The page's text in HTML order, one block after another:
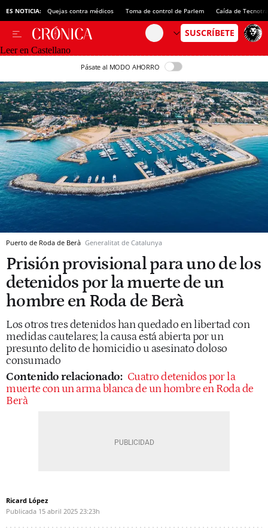
ES NOTICIA: Quejas contra médicos Toma de control de Parlem Caída de
Leer en Castellano
Pásate al MODO AHORRO
Puerto de Roda de Berà Generalitat de Catalunya
Prisión provisional para uno de los
detenidos por la muerte de un
hombre en Roda de Berà
Los otros tres detenidos han quedado en libertad con
medidas cautelares; la causa está abierta por un
presunto delito de homicidio u asesinato doloso
consumado
Contenido relacionado: Cuatro detenidos por la
muerte con un arma blanca de un hombre en Roda de
Berà
Ricard López
Publicada 15 abril 2025 23:23h